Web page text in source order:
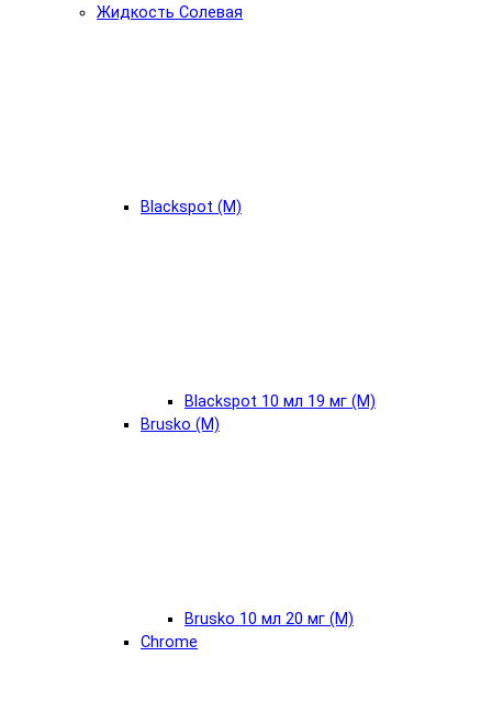
Жидкость Солевая
Blackspot (М)
Blackspot 10 мл 19 мг (М)
Brusko (М)
Brusko 10 мл 20 мг (М)
Chrome